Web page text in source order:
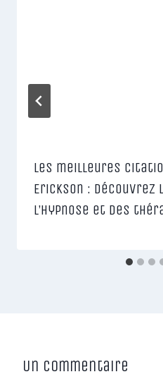
Les meilleures
Erickson : Découvrez
l’hypnose et des
Un commentaire